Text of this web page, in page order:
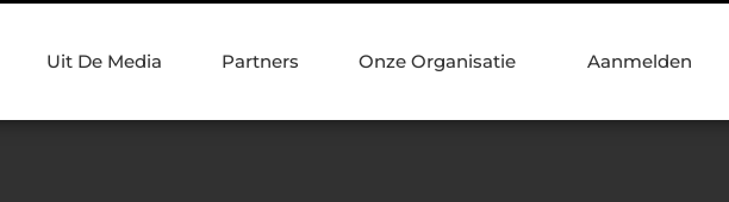
Uit De Media Partners Onze Organisatie Aanmelden